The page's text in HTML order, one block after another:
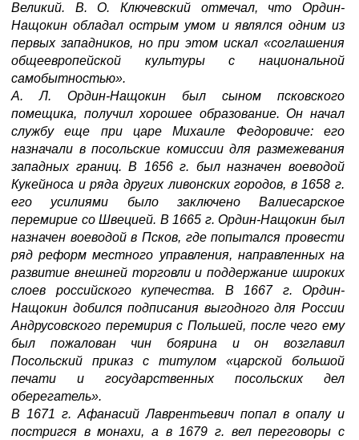
Великий. В. О. Ключевский отмечал, что Ордин-
Нащокин обладал острым умом и являлся одним из
первых западников, но при этом искал «соглашения
общеевропейской культуры с национальной
самобытностью».
А. Л. Ордин-Нащокин был сыном псковского
помещика, получил хорошее образование. Он начал
службу еще при царе Михаиле Федоровиче: его
назначали в посольские комиссии для размежевания
западных границ. В 1656 г. был назначен воеводой
Кукейноса и ряда других ливонских городов, в 1658 г.
его усилиями было заключено Валиесарское
перемирие со Швецией. В 1665 г. Ордин-Нащокин был
назначен воеводой в Псков, где попытался провести
ряд реформ местного управления, направленных на
развитие внешней торговли и поддержание широких
слоев российского купечества. В 1667 г. Ордин-
Нащокин добился подписания выгодного для России
Андрусовского перемирия с Польшей, после чего ему
был пожалован чин боярина и он возглавил
Посольский приказ с титулом «царской большой
печати и государственных посольских дел
оберегатель».
В 1671 г. Афанасий Лаврентьевич попал в опалу и
постригся в монахи, а в 1679 г. вел переговоры с